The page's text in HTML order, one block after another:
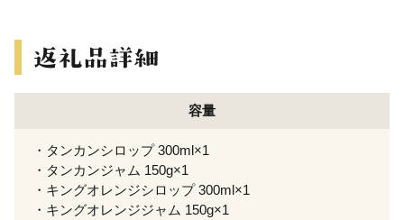
容量
・タンカンシロップ 300ml×1
・タンカンジャム 150g×1
・キングオレンジシロップ 300ml×1
・キングオレンジジャム 150g×1